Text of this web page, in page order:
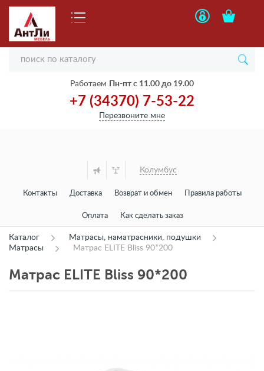
Работаем Пн-пт с 11.00 до 19.00
+7 (34370) 7-53-22
Перезвоните мне
Колумбус
Контакты Доставка Возврат и обмен Правила работы
Оплата Как сделать заказ
Каталог
Матрасы, наматрасники, подушки
Матрасы
Матрас ELITE Bliss 90*200
Матрас ELITE Bliss 90*200